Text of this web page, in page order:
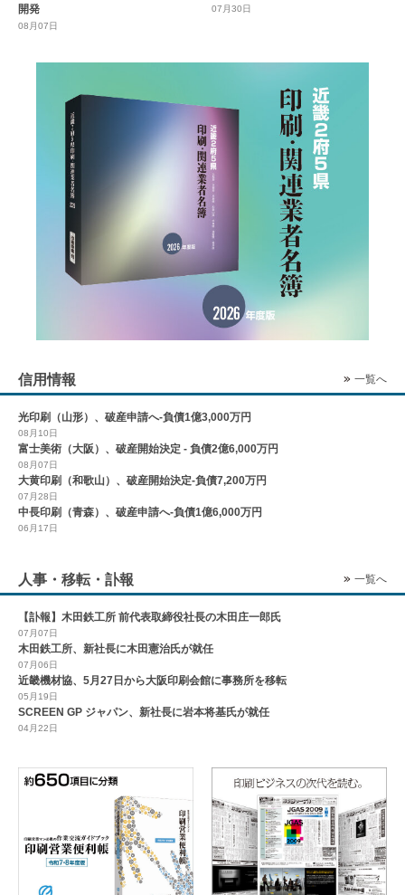
開発
08月07日
07月30日
信用情報 一覧へ
光印刷（山形）、破産申請へ-負債1億3,000万円
08月10日
富士美術（大阪）、破産開始決定 - 負債2億6,000万円
08月07日
大黄印刷（和歌山）、破産開始決定-負債7,200万円
07月28日
中長印刷（青森）、破産申請へ-負債1億6,000万円
06月17日
人事・移転・訃報 一覧へ
【訃報】木田鉄工所 前代表取締役社長の木田庄一郎氏
07月07日
木田鉄工所、新社長に木田憲治氏が就任
07月06日
近畿機材協、5月27日から大阪印刷会館に事務所を移転
05月19日
SCREEN GP ジャパン、新社長に岩本将基氏が就任
04月22日